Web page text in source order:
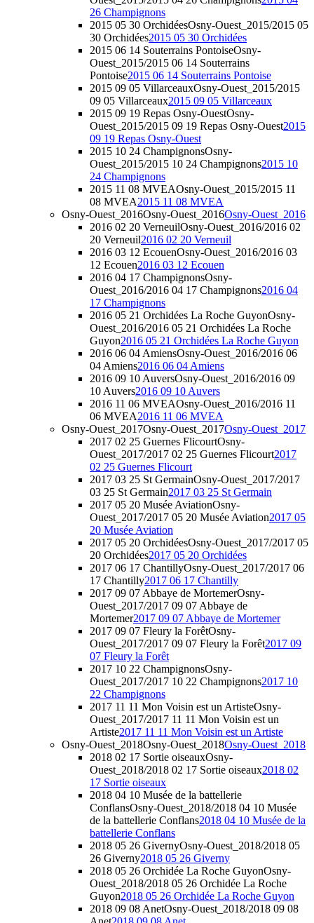
26 Champignons
2015 05 30 OrchidéesOsny-Ouest_2015/2015 05
30 Orchidées2015 05 30 Orchidées
2015 06 14 Souterrains PontoiseOsny-
Ouest_2015/2015 06 14 Souterrains
Pontoise2015 06 14 Souterrains Pontoise
2015 09 05 VillarceauxOsny-Ouest_2015/2015
09 05 Villarceaux2015 09 05 Villarceaux
2015 09 19 Repas Osny-OuestOsny-
Ouest_2015/2015 09 19 Repas Osny-Ouest2015
09 19 Repas Osny-Ouest
2015 10 24 ChampignonsOsny-
Ouest_2015/2015 10 24 Champignons2015 10
24 Champignons
2015 11 08 MVEAOsny-Ouest_2015/2015 11
08 MVEA2015 11 08 MVEA
Osny-Ouest_2016Osny-Ouest_2016Osny-Ouest_2016
2016 02 20 VerneuilOsny-Ouest_2016/2016 02
20 Verneuil2016 02 20 Verneuil
2016 03 12 EcouenOsny-Ouest_2016/2016 03
12 Ecouen2016 03 12 Ecouen
2016 04 17 ChampignonsOsny-
Ouest_2016/2016 04 17 Champignons2016 04
17 Champignons
2016 05 21 Orchidées La Roche GuyonOsny-
Ouest_2016/2016 05 21 Orchidées La Roche
Guyon2016 05 21 Orchidées La Roche Guyon
2016 06 04 AmiensOsny-Ouest_2016/2016 06
04 Amiens2016 06 04 Amiens
2016 09 10 AuversOsny-Ouest_2016/2016 09
10 Auvers2016 09 10 Auvers
2016 11 06 MVEAOsny-Ouest_2016/2016 11
06 MVEA2016 11 06 MVEA
Osny-Ouest_2017Osny-Ouest_2017Osny-Ouest_2017
2017 02 25 Guernes FlicourtOsny-
Ouest_2017/2017 02 25 Guernes Flicourt2017
02 25 Guernes Flicourt
2017 03 25 St GermainOsny-Ouest_2017/2017
03 25 St Germain2017 03 25 St Germain
2017 05 20 Musée AviationOsny-
Ouest_2017/2017 05 20 Musée Aviation2017 05
20 Musée Aviation
2017 05 20 OrchidéesOsny-Ouest_2017/2017 05
20 Orchidées2017 05 20 Orchidées
2017 06 17 ChantillyOsny-Ouest_2017/2017 06
17 Chantilly2017 06 17 Chantilly
2017 09 07 Abbaye de MortemerOsny-
Ouest_2017/2017 09 07 Abbaye de
Mortemer2017 09 07 Abbaye de Mortemer
2017 09 07 Fleury la ForêtOsny-
Ouest_2017/2017 09 07 Fleury la Forêt2017 09
07 Fleury la Forêt
2017 10 22 ChampignonsOsny-
Ouest_2017/2017 10 22 Champignons2017 10
22 Champignons
2017 11 11 Mon Voisin est un ArtisteOsny-
Ouest_2017/2017 11 11 Mon Voisin est un
Artiste2017 11 11 Mon Voisin est un Artiste
Osny-Ouest_2018Osny-Ouest_2018Osny-Ouest_2018
2018 02 17 Sortie oiseauxOsny-
Ouest_2018/2018 02 17 Sortie oiseaux2018 02
17 Sortie oiseaux
2018 04 10 Musée de la battellerie
ConflansOsny-Ouest_2018/2018 04 10 Musée
de la battellerie Conflans2018 04 10 Musée de la
battellerie Conflans
2018 05 26 GivernyOsny-Ouest_2018/2018 05
26 Giverny2018 05 26 Giverny
2018 05 26 Orchidée La Roche GuyonOsny-
Ouest_2018/2018 05 26 Orchidée La Roche
Guyon2018 05 26 Orchidée La Roche Guyon
2018 09 08 AnetOsny-Ouest_2018/2018 09 08